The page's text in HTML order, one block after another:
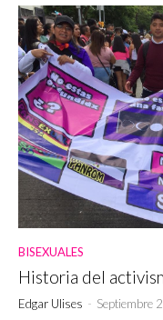
BISEXUALES
Historia del
Edgar Ulises - Septiembre